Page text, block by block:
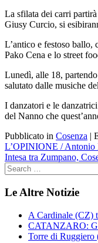
La sfilata dei carri
Giusy Curcio, si
L’antico e festoso ballo,
Pako Cena e lo street
Lunedì, alle 18,
salutato dalle musiche
I danzatori e le
del Nanno che
Pubblicato in Cosenza |
Navigazione
articoli
L’OPINIONE / Antonio
Intesa tra Zumpano,
Le Altre Notizie
A Cardinale (CZ)
CATANZARO:
Torre di Ruggiero